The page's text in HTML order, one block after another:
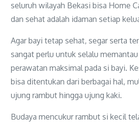
seluruh wilayah Bekasi bisa Home
dan sehat adalah idaman setiap
Agar bayi tetap sehat, segar serta
sangat perlu untuk selalu
perawatan maksimal pada si bayi.
bisa ditentukan dari berbagai hal,
ujung rambut hingga ujung kaki.
Budaya mencukur rambut si kecil